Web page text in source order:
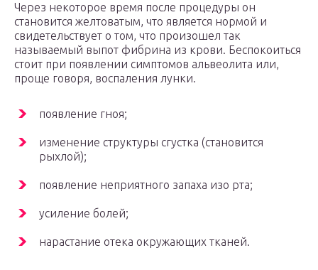
Через некоторое время после процедуры он
становится желтоватым, что является нормой и
свидетельствует о том, что произошел так
называемый выпот фибрина из крови. Беспокоиться
стоит при появлении симптомов альвеолита или,
проще говоря, воспаления лунки.
появление гноя;
изменение структуры сгустка (становится
рыхлой);
появление неприятного запаха изо рта;
усиление болей;
нарастание отека окружающих тканей.